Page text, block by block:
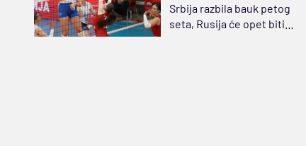
Srbija razbila bauk petog
seta, Rusija će opet biti